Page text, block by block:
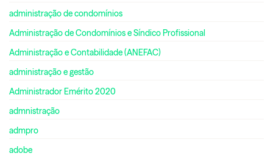
administração de condomínios
Administração de Condomínios e Síndico Profissional
Administração e Contabilidade (ANEFAC)
administração e gestão
Administrador Emérito 2020
admnistração
admpro
adobe